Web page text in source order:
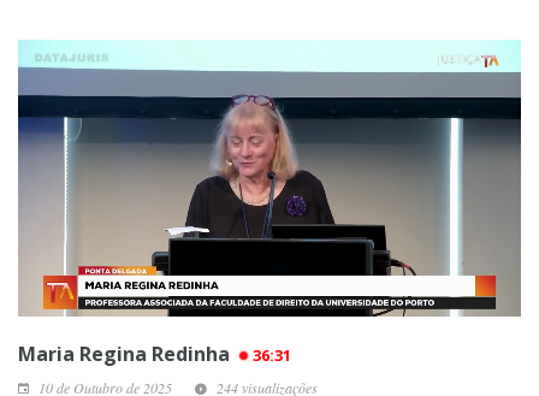
Maria Regina Redinha 36:31
10 de Outubro de 2025 244 visualizações